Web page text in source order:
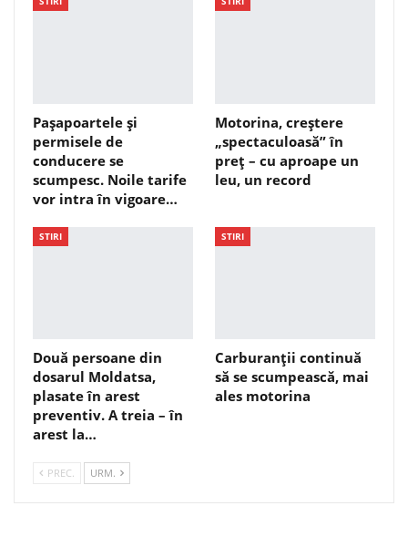
Pașapoartele și
permisele de
conducere se
scumpesc. Noile tarife
vor intra în vigoare…
Motorina, creștere
„spectaculoasă” în
preț – cu aproape un
leu, un record
STIRI
Două persoane din
dosarul Moldatsa,
plasate în arest
preventiv. A treia – în
arest la…
STIRI
Carburanții continuă
să se scumpească, mai
ales motorina
PREC. URM.